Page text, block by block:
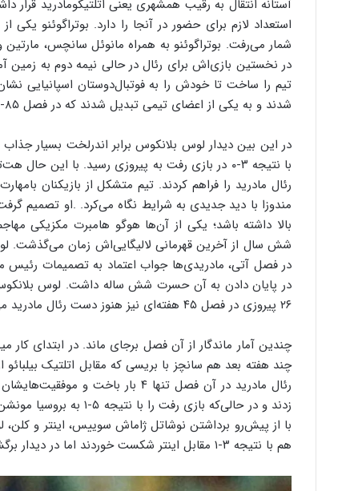
آستانه انتقال به رقیب همشهری یعنی اتلتیکومادرید
استعداد لازم برای حضور در آنجا را دارد. بوتراگوئنو یکی
شمار می‌رفت. بوتراگوئنو به همراه مانوئل سانچس، مارتین
تیم را ساخت تا خودش را به فوتبال‌دوستان اسپانیایی
شدند و به یکی از اعضای تیمی تبدیل شدند که در فصل ۸۵-۱۹۸۴، با شکست ویدئوتونِ مجارستان قهرمان جام یوفا شد.
در این بین دیدار لوس بلانکوس برابر اندرلخت بسیار
رئال مادرید را فراهم کردند. تیم متشکل از بازیکنان
مندوزا با دید جدیدی به شرایط نگاه می‌کرد. .او تصمیم
بالا داشته باشد؛ یکی از آن‌ها هوگو هامبرت مکزیکی
شش سال از آخرین قهرمانی لالیگایی‌اش زمان می‌گذشت.
۲۶ پیروزی در فصل ۴۵ هفته‌ای نیز هنوز دست رئال مادرید می‌باشد.
چند هفته بعد هم سانچز با بریسی ‌که مقابل اتلتیک
رئال مادرید در آن فصل تنها ۴ بار
با از پیش‌رو برداشتن نوشاتل ژاماش سوییس، اینتر و
هم با نتیجه ۳-۱ مقابل اینتر شکست خوردند اما در دیدار برگشت با حساب ۵-۱ این تیم را از پیش‌رو برداشتند.